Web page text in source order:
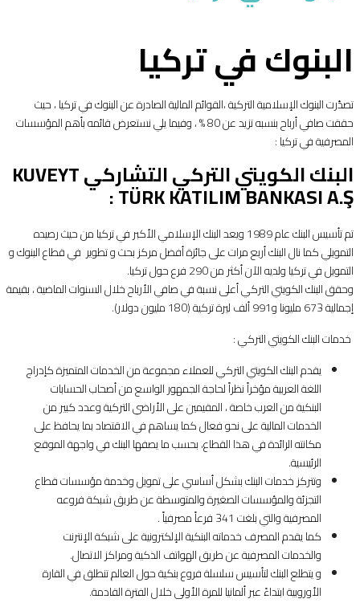
البنوك في تركيا
تصدّرت البنوك الإسلامية التركية ،القوائم المالية الصادرة عن البنوك في تركيا ، حيث
حققت صافي أرباح بنسبه تزيد عن 80 % ، وفيما يلي نستعرض قائمه بأهم المؤسسات
المصرفية في تركيا :
البنك الكويتي التركي التشاركي KUVEYT
TÜRK KATILIM BANKASI A.Ş :
تم تأسيس البنك عام 1989 ويعد البنك الإسلامي الأكبر في تركيا من حيث رصيده
التمويلي كما نال البنك أربع مرات على جائزة أفضل مركز بحث و تطوير في قطاع البنوك و
التمويل في تركيا ولديه الآن أكثر من 290 فرع حول تركيا.
وحقق البنك الكويتي التركي أعلى نسبة في صافي الأرباح خلال السنوات الماضية ، بقيمة
إجمالية 673 مليونا و991 ألف ليرة تركية (180 مليون دولار).
خدمات البنك الكويتي التركي :
يقدم البنك الكويتي التركي للعملاء مجموعة من الخدمات المتميزة كإدراج
اللغة العربية مؤخراً نظراً لحاجة الجمهور الواسع من أصحاب الحسابات
البنكية من العرب خاصة ، المقيمين على الأراضي التركية وعدد كبير من
الخدمات المالية على نحو فعال كما يساهم في الاقتصاد بما يحافظ على
مكانته الرائدة في هذا القطاع، بحسب ما يصفها البنك في واجهة الموقع
الرئيسية.
وتتركز خدمات البنك بشكل أساسي على تمويل وخدمة مؤسسات قطاع
التجزئة والمؤسسات الصغيرة والمتوسطة عن طريق شبكة فروعه
المصرفية والتي بلغت 341 فرعاً مصرفياً .
كما يقدم المصرف خدماته البنكية الإلكترونية على شبكة الإنترنت
والخدمات المصرفية عن طريق الهواتف الذكية ومراكز الاتصال.
و يتطلع البنك لتأسيس سلسلة فروع بنكية حول العالم تنطلق في القارة
الأوروبية ابتداءً عبر ألمانيا للمرة الأولى خلال الفترة القادمة.